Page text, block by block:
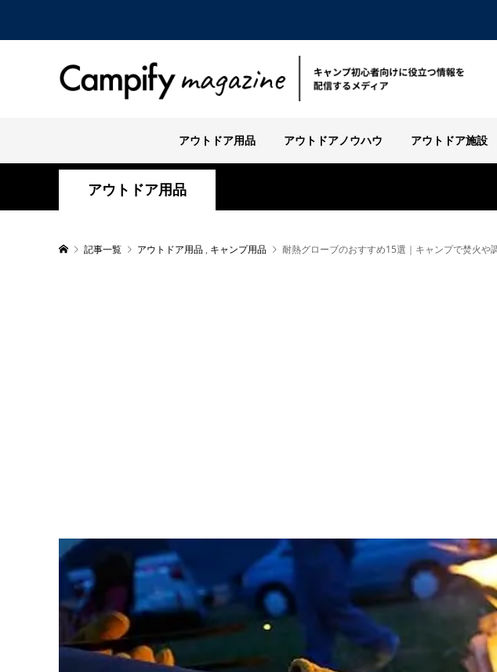
アウトドア用品 アウトドアノウハウ アウトドア施設
アウトドア用品
記事一覧 アウトドア用品 , キャンプ用品 耐熱グローブのおすすめ15選｜キャンプで焚火や